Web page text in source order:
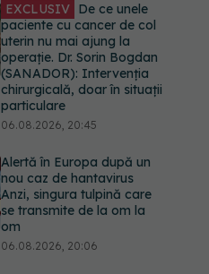
EXCLUSIV De ce unele
paciente cu cancer de col
uterin nu mai ajung la
operație. Dr. Sorin Bogdan
(SANADOR): Intervenția
chirurgicală, doar în situații
particulare
06.08.2026, 20:45
Alertă în Europa după un
nou caz de hantavirus
Anzi, singura tulpină care
se transmite de la om la
om
06.08.2026, 20:06